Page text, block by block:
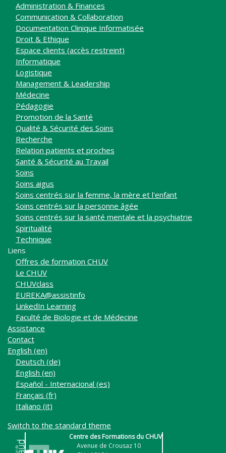
Administration & Finances
Communication & Collaboration
Documentation Clinique Informatisée
Droit & Ethique
Espace clients (accès restreint)
Informatique
Logistique
Management & Leadership
Médecine
Pédagogie
Promotion de la Santé
Qualité & Sécurité des Soins
Recherche
Relation patients et proches
Santé & Sécurité au Travail
Soins
Soins aigus
Soins centrés sur la femme, la mère et l'enfant
Soins centrés sur la personne âgée
Soins centrés sur la santé mentale et la psychiatrie
Spiritualité
Technique
Liens
Offres de formation CHUV
Le CHUV
CHUVclass
EUREKA@assistinfo
LinkedIn Learning
Faculté de Biologie et de Médecine
Assistance
Contact
English ‎(en)‎
Deutsch ‎(de)‎
English ‎(en)‎
Español - Internacional ‎(es)‎
Français ‎(fr)‎
Italiano ‎(it)‎
Switch to the standard theme
Centre des Formations du CHUV
Avenue de Crousaz 10